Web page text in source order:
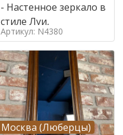
- Настенное зеркало в
стиле Луи,
Артикул: N4380
Москва (Люберцы)